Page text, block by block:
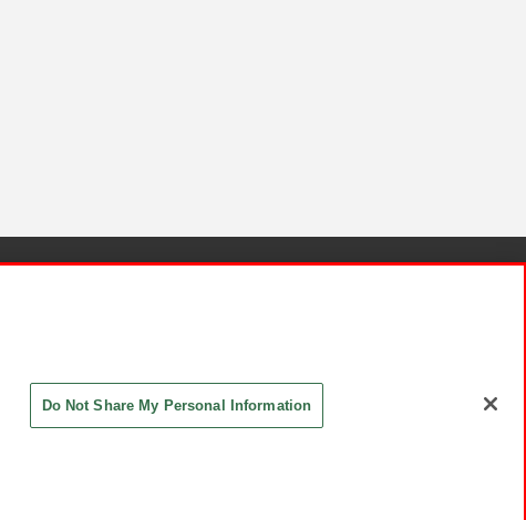
Do Not Share My Personal Information